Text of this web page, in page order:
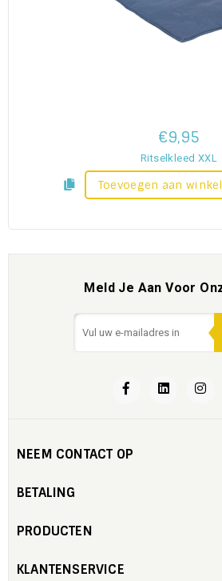
€9,95
Ritselkleed XXL
Toevoegen aan
Meld Je Aan Voor
NEEM CONTACT OP
BETALING
PRODUCTEN
KLANTENSERVICE